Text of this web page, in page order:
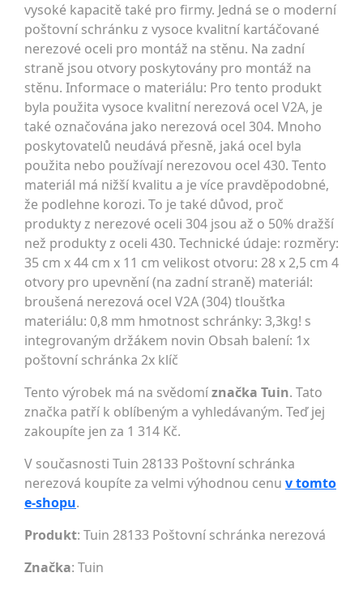
vysoké kapacitě také pro firmy. Jedná se o moderní
poštovní schránku z vysoce kvalitní kartáčované
nerezové oceli pro montáž na stěnu. Na zadní
straně jsou otvory poskytovány pro montáž na
stěnu. Informace o materiálu: Pro tento produkt
byla použita vysoce kvalitní nerezová ocel V2A, je
také označována jako nerezová ocel 304. Mnoho
poskytovatelů neudává přesně, jaká ocel byla
použita nebo používají nerezovou ocel 430. Tento
materiál má nižší kvalitu a je více pravděpodobné,
že podlehne korozi. To je také důvod, proč
produkty z nerezové oceli 304 jsou až o 50% dražší
než produkty z oceli 430. Technické údaje: rozměry:
35 cm x 44 cm x 11 cm velikost otvoru: 28 x 2,5 cm 4
otvory pro upevnění (na zadní straně) materiál:
broušená nerezová ocel V2A (304) tloušťka
materiálu: 0,8 mm hmotnost schránky: 3,3kg! s
integrovaným držákem novin Obsah balení: 1x
poštovní schránka 2x klíč
Tento výrobek má na svědomíznačka Tuin. Tato
značka patří k oblíbeným a vyhledávaným. Teď jej
zakoupíte jen za 1 314 Kč.
V současnosti Tuin 28133 Poštovní schránka
nerezová koupíte za velmi výhodnou cenu v tomto
e-shopu.
Produkt: Tuin 28133 Poštovní schránka nerezová
Značka: Tuin